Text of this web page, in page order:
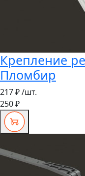
Крепление
Пломбир
217 ₽/шт.
250 ₽